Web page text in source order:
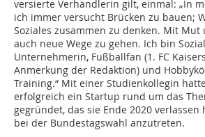
versierte Verhandlerin gilt, einmal: „In
ich immer versucht Brücken zu bauen;
Soziales zusammen zu denken. Mit
auch neue Wege zu gehen. Ich bin
Unternehmerin, Fußballfan (1. FC
Anmerkung der Redaktion) und
Training.“ Mit einer Studienkollegin
erfolgreich ein Startup rund um das
gegründet, das sie Ende 2020 verlassen
bei der Bundestagswahl anzutreten.